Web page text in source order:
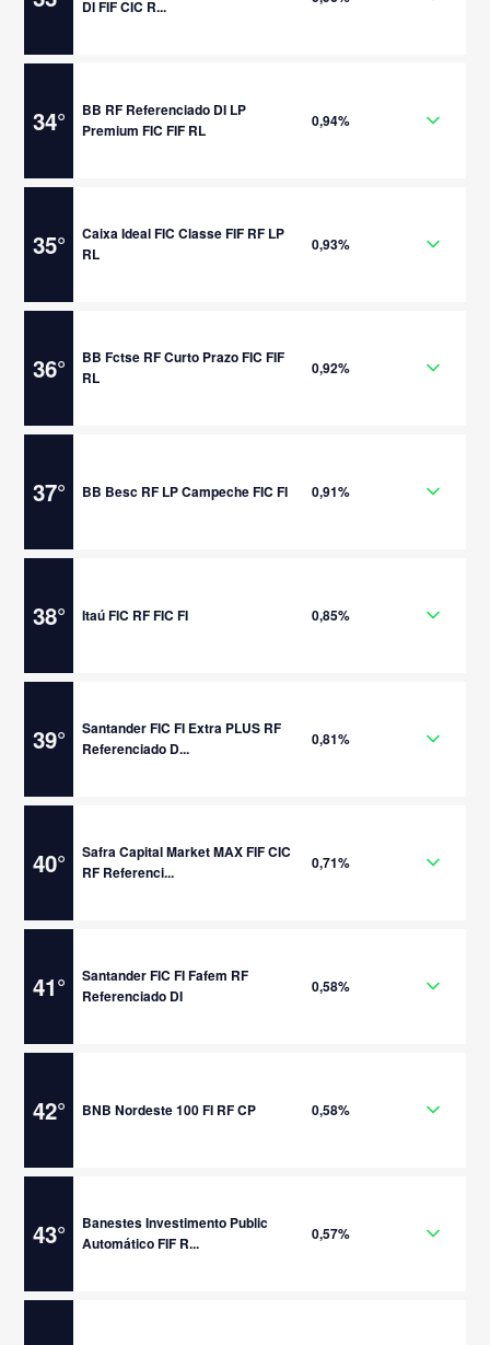
DI FIF CIC R...
34°
BB RF Referenciado DI LP
Premium FIC FIF RL
0,94%
35°
Caixa Ideal FIC Classe FIF RF LP
RL
0,93%
36°
BB Fctse RF Curto Prazo FIC FIF
RL
0,92%
37° BB Besc RF LP Campeche FIC FI 0,91%
38° Itaú FIC RF FIC FI 0,85%
39°
Santander FIC FI Extra PLUS RF
Referenciado D...
0,81%
40°
Safra Capital Market MAX FIF CIC
RF Referenci...
0,71%
41°
Santander FIC FI Fafem RF
Referenciado DI
0,58%
42° BNB Nordeste 100 FI RF CP 0,58%
43°
Banestes Investimento Public
Automático FIF R...
0,57%